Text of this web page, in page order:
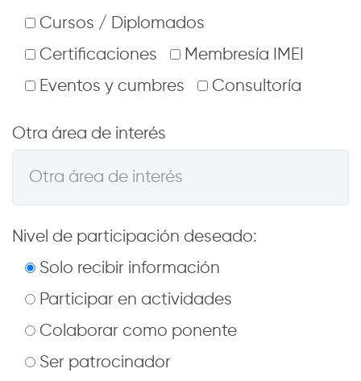
Cursos / Diplomados
Certificaciones
Membresía IMEI
Eventos y cumbres
Consultoría
Otra área de interés
Nivel de participación deseado:
Solo recibir información
Participar en actividades
Colaborar como ponente
Ser patrocinador